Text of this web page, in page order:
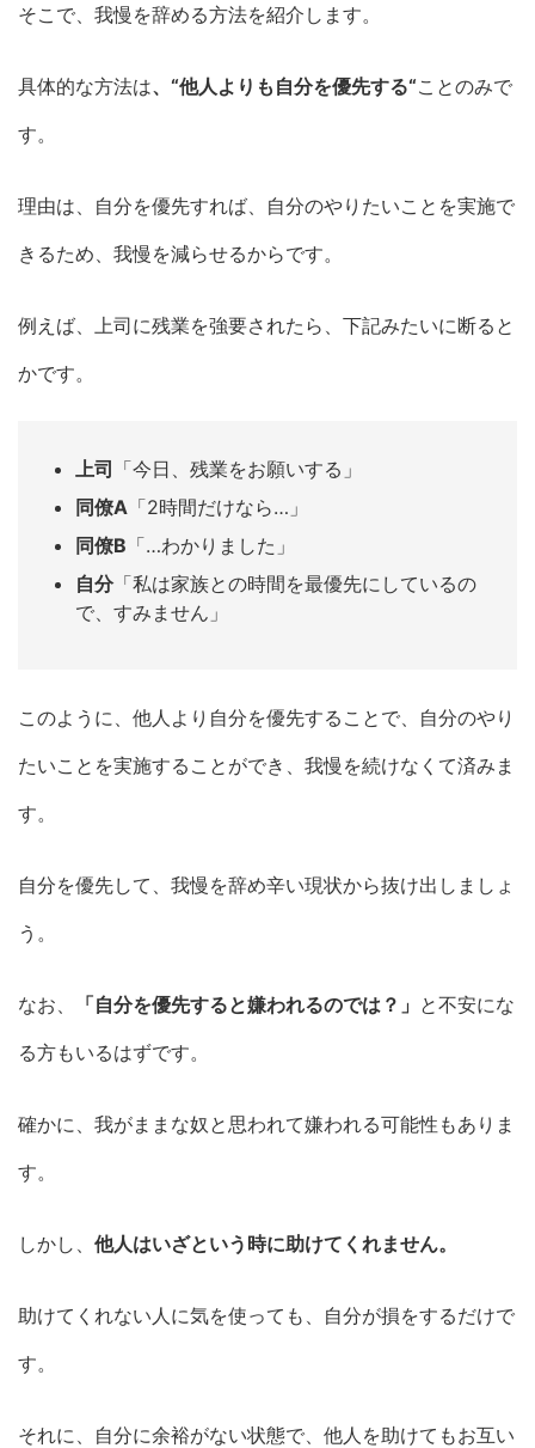
そこで、我慢を辞める方法を紹介します。
具体的な方法は、“他人よりも自分を優先する“ことのみで
す。
理由は、自分を優先すれば、自分のやりたいことを実施で
きるため、我慢を減らせるからです。
例えば、上司に残業を強要されたら、下記みたいに断ると
かです。
上司 「今日、残業をお願いする」
同僚A 「2時間だけなら…」
同僚B 「…わかりました」
自分「私は家族との時間を最優先にしているの
で、すみません」
このように、他人より自分を優先することで、自分のやり
たいことを実施することができ、我慢を続けなくて済みま
す。
自分を優先して、我慢を辞め辛い現状から抜け出しましょ
う。
なお、 「自分を優先すると嫌われるのでは？」 と不安にな
る方もいるはずです。
確かに、我がままな奴と思われて嫌われる可能性もありま
す。
しかし、 他人はいざという時に助けてくれません。
助けてくれない人に気を使っても、自分が損をするだけで
す。
それに、自分に余裕がない状態で、他人を助けてもお互い